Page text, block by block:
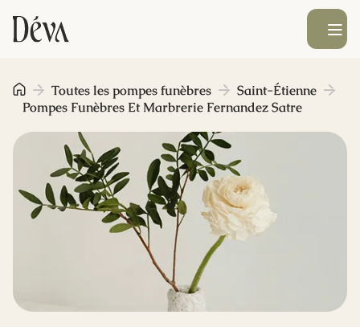
Obsèques
Prévoyance
Monument funéraire
Livraison de fleurs
Blog
Ouvrir le
Toutes les pompes funèbres
Saint-Étienne
Pompes Funèbres Et Marbrerie Fernandez Satre